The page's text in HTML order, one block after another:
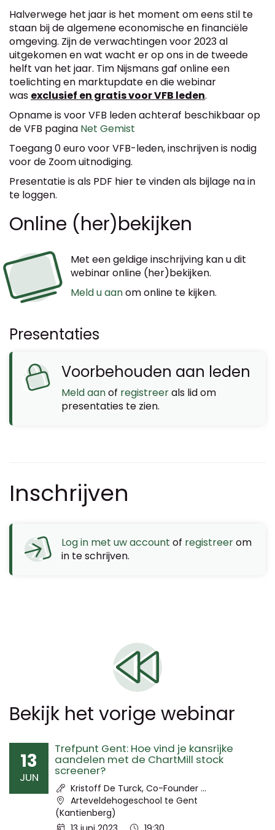
Halverwege het jaar is het moment om eens stil te
staan bij de algemene economische en financiële
omgeving. Zijn de verwachtingen voor 2023 al
uitgekomen en wat wacht er op ons in de tweede
helft van het jaar. Tim Nijsmans gaf online een
toelichting en marktupdate en die webinar
was exclusief en gratis voor VFB leden.
Opname is voor VFB leden achteraf beschikbaar op
de VFB pagina Net Gemist
Toegang 0 euro voor VFB-leden, inschrijven is nodig
voor de Zoom uitnodiging.
Presentatie is als PDF hier te vinden als bijlage na in
te loggen.
Online (her)bekijken
Met een geldige inschrijving kan u dit
webinar online (her)bekijken.
Meld u aanom online te kijken.
Presentaties
Voorbehouden aan leden
Meld aanof registreerals lid om
presentaties te zien.
Inschrijven
Log in met uw account of registreerom
in te schrijven.
Bekijk het vorige webinar
13
JUN
Trefpunt Gent: Hoe vind je kansrijke
aandelen met de ChartMill stock
screener?
Spreker:
Kristoff De Turck, Co-Founder ...
Locatie:
Arteveldehogeschool te Gent
(Kantienberg)
Datum:
Tijd: